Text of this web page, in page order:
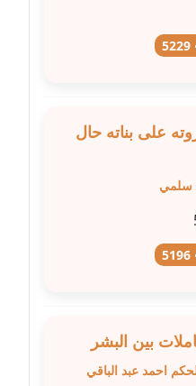
على بناته حال
سلمي
بين البشر
احمد عبد الباقي